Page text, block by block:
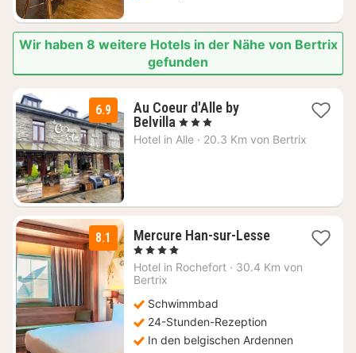
Wir haben 8 weitere Hotels in der Nähe von Bertrix
gefunden
6.9
Au Coeur d'Alle by
Belvilla 2
Nächte
, 3 Sterne
Hotel in Alle · 20.3 Km von Bertrix
8.1 Mercure Han-sur-Lesse1
ab
, 4 Sterne
Hotel in Rochefort · 30.4 Km von
Bertrix
Schwimmbad
24-Stunden-Rezeption
In den belgischen Ardennen